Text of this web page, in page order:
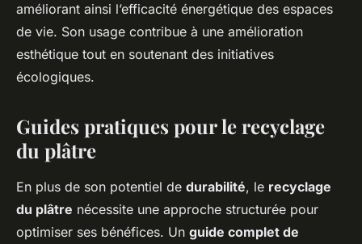
améliorant ainsi l’efficacité énergétique des espaces
de vie. Son usage contribue à une amélioration
esthétique tout en soutenant des initiatives
écologiques.
Guides pratiques pour le recyclage
du plâtre
En plus de son potentiel de durabilité, le recyclage
du plâtre nécessite une approche structurée pour
optimiser ses bénéfices. Un guide complet de